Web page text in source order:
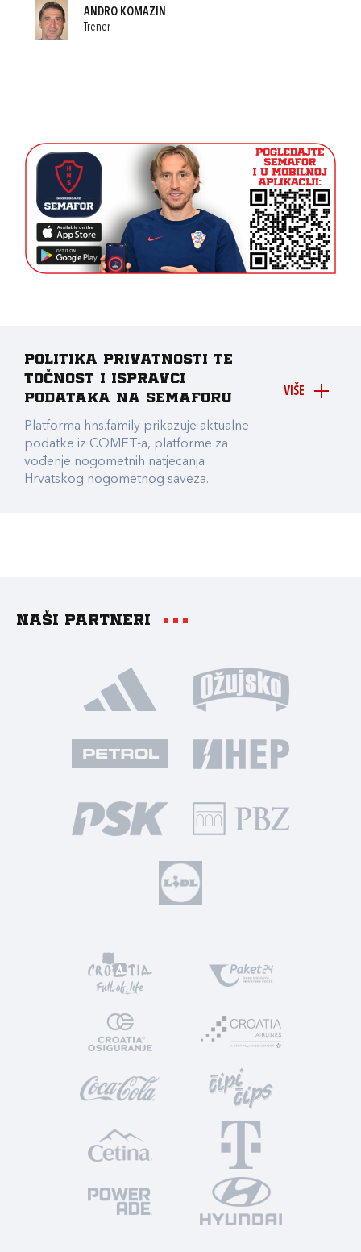
ANDRO KOMAZIN
Trener
VIŠE
Politika privatnosti te
točnost i ispravci
podataka na Semaforu
Platforma hns.family prikazuje aktualne
podatke iz COMET-a, platforme za
vođenje nogometnih natjecanja
Hrvatskog nogometnog saveza.
Naši partneri